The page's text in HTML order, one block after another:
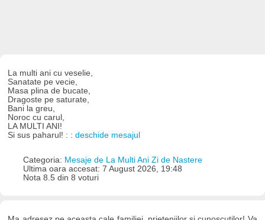
La multi ani cu veselie,
Sanatate pe vecie,
Masa plina de bucate,
Dragoste pe saturate,
Bani la greu,
Noroc cu carul,
LA MULTI ANI!
Si sus paharul! : :deschide mesajul
Categoria: Mesaje de La Multi Ani Zi de Nastere
Ultima oara accesat: 7 August 2026, 19:48
Nota 8.5 din 8 voturi